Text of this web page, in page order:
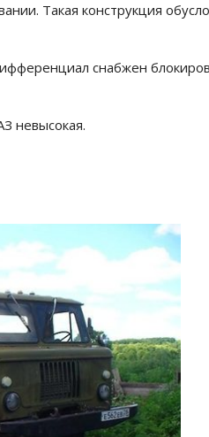
Такая конструкция
снабжен
невысокая.